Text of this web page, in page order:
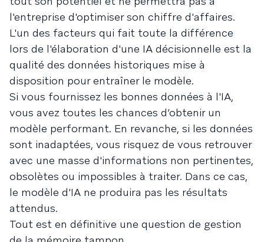
l'entreprise d'optimiser son chiffre d'affaires.
L'un des facteurs qui fait toute la différence
lors de l'élaboration d'une IA décisionnelle est la
qualité des données historiques mise à
disposition pour entraîner le modèle.
Si vous fournissez les bonnes données à l'IA,
vous avez toutes les chances d’obtenir un
modèle performant. En revanche, si les données
sont inadaptées, vous risquez de vous retrouver
avec une masse d'informations non pertinentes,
obsolètes ou impossibles à traiter. Dans ce cas,
le modèle d'IA ne produira pas les résultats
attendus.
Tout est en définitive une question de gestion